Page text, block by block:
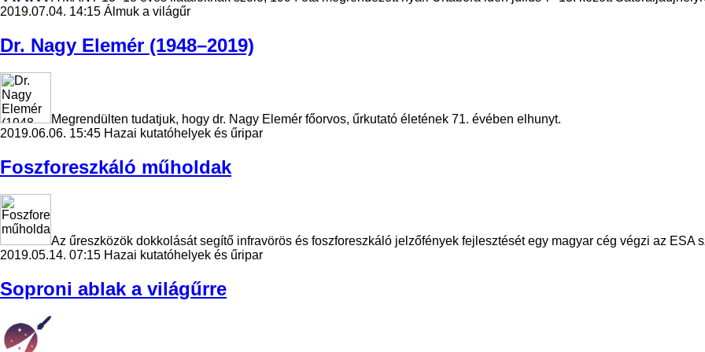
2019.07.04. 14:15 Álmuk a világűr
Dr. Nagy Elemér (1948–2019)
Megrendülten tudatjuk, hogy dr. Nagy Elemér főorvos, űrkutató életének 71. évében elhunyt.
2019.06.06. 15:45 Hazai kutatóhelyek és űripar
Foszforeszkáló műholdak
Az űreszközök dokkolását segítő infravörös és foszforeszkáló jelzőfények fejlesztését egy magyar cég végzi az ESA
2019.05.14. 07:15 Hazai kutatóhelyek és űripar
Soproni ablak a világűrre